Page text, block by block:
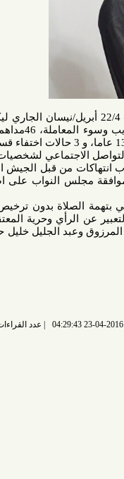
الإنسان تقريره الأسبوعي للفترة ما بين 15/4 – 22/4 أبريل/نيسان الجاري ليكشف عن
حصيلة الانتهاكات التالية: 39 حالة اعتقال تعسفي، و 66 مواطنا تعرض للتعذيب وسوء المعاملة، 46مداهمة مخالفة
لشخصيات محسوبة
من قبل الجيش الذي سبق
حقوق الإنسان سنة 2011، وموافقة مجلس النواب على اصدار بيان
بدون ترخيص، ومن ثم
وحرية المعتقد، اضافة
الجليل خليل حول قضايا
عدد القراءات: 6935 قراءة |